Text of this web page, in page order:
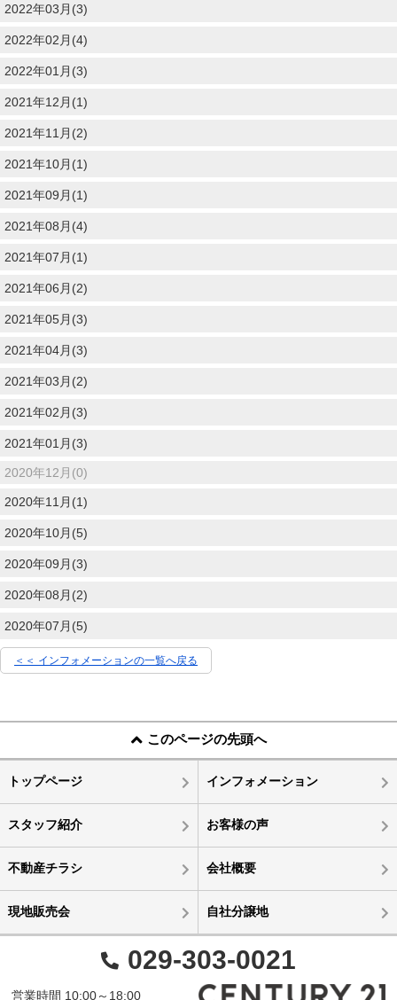
2022年03月(3)
2022年02月(4)
2022年01月(3)
2021年12月(1)
2021年11月(2)
2021年10月(1)
2021年09月(1)
2021年08月(4)
2021年07月(1)
2021年06月(2)
2021年05月(3)
2021年04月(3)
2021年03月(2)
2021年02月(3)
2021年01月(3)
2020年12月(0)
2020年11月(1)
2020年10月(5)
2020年09月(3)
2020年08月(2)
2020年07月(5)
＜＜ インフォメーションの一覧へ戻る
このページの先頭へ
トップページ インフォメーション
スタッフ紹介 お客様の声
不動産チラシ 会社概要
現地販売会 自社分譲地
029-303-0021
営業時間 10:00～18:00